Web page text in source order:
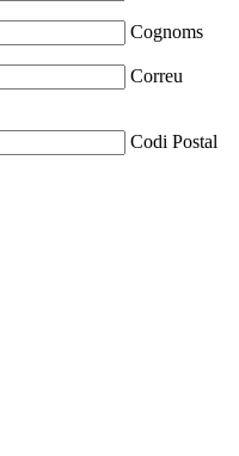
Cognoms
Correu
Codi Postal